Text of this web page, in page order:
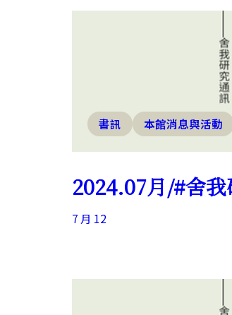
書訊 本館消息與活動
2024.07月/#舍
7 月 12